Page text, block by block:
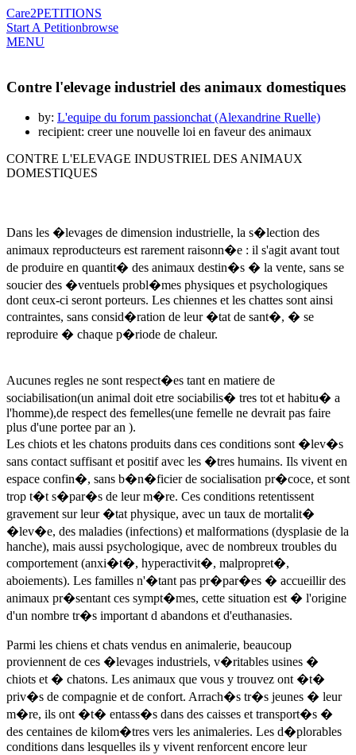
Care2PETITIONS
Start A Petitionbrowse
MENU
Contre l'elevage industriel des animaux domestiques
by: L'equipe du forum passionchat (Alexandrine Ruelle)
recipient: creer une nouvelle loi en faveur des animaux
CONTRE L'ELEVAGE INDUSTRIEL DES ANIMAUX
DOMESTIQUES
Dans les �levages de dimension industrielle, la s�lection des
animaux reproducteurs est rarement raisonn�e : il s'agit avant tout
de produire en quantit� des animaux destin�s � la vente, sans se
soucier des �ventuels probl�mes physiques et psychologiques
dont ceux-ci seront porteurs. Les chiennes et les chattes sont ainsi
contraintes, sans consid�ration de leur �tat de sant�, � se
reproduire � chaque p�riode de chaleur.
Aucunes regles ne sont respect�es tant en matiere de
sociabilisation(un animal doit etre sociabilis� tres tot et habitu� a
l'homme),de respect des femelles(une femelle ne devrait pas faire
plus d'une portee par an ).
Les chiots et les chatons produits dans ces conditions sont �lev�s
sans contact suffisant et positif avec les �tres humains. Ils vivent en
espace confin�, sans b�n�ficier de socialisation pr�coce, et sont
trop t�t s�par�s de leur m�re. Ces conditions retentissent
gravement sur leur �tat physique, avec un taux de mortalit�
�lev�e, des maladies (infections) et malformations (dysplasie de la
hanche), mais aussi psychologique, avec de nombreux troubles du
comportement (anxi�t�, hyperactivit�, malpropret�,
aboiements). Les familles n'�tant pas pr�par�es � accueillir des
animaux pr�sentant ces sympt�mes, cette situation est � l'origine
d'un nombre tr�s important d abandons et d'euthanasies.
Parmi les chiens et chats vendus en animalerie, beaucoup
proviennent de ces �levages industriels, v�ritables usines �
chiots et � chatons. Les animaux que vous y trouvez ont �t�
priv�s de compagnie et de confort. Arrach�s tr�s jeunes � leur
m�re, ils ont �t� entass�s dans des caisses et transport�s �
des centaines de kilom�tres vers les animaleries. Les d�plorables
conditions dans lesquelles ils y vivent renforcent encore leur